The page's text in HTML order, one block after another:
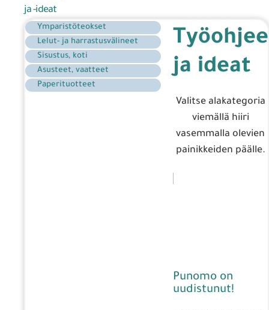
ja -ideat
Ymparistöteokset
Lelut- ja harrastusvälineet
Sisustus, koti
Asusteet, vaatteet
Paperituotteet
ja ideat
Valitse alakategoria
viemällä hiiri
vasemmalla olevien
painikkeiden päälle.
Punomo on
uudistunut!